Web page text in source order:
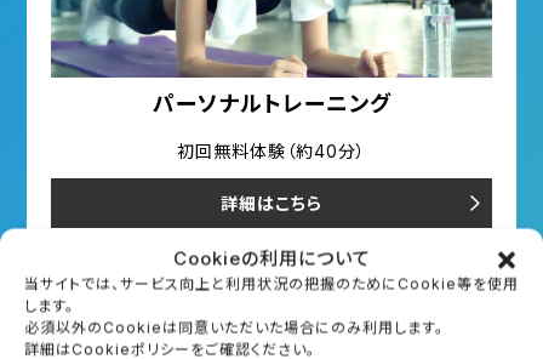
Cookieの利用について
当サイトでは、サービス向上と利用状況の把握のためにCookie等を使用
します。
必須以外のCookieは同意いただいた場合にのみ利用します。
詳細はCookieポリシーをご確認ください。
パーソナルトレーニング
初回無料体験（約40分）
詳細はこちら
予約する